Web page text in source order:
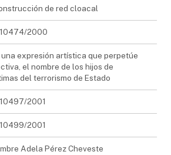
de red cloacal
10474/2000
expresión artística que perpetúe
el nombre de los hijos de
del terrorismo de Estado
10497/2001
10499/2001
Adela Pérez Cheveste